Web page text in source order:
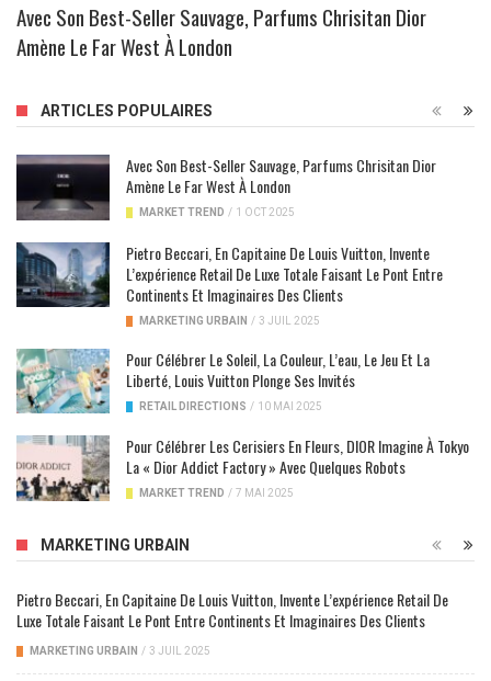
Avec Son Best-Seller Sauvage, Parfums Chrisitan Dior
Amène Le Far West À London
ARTICLES POPULAIRES
Avec Son Best-Seller Sauvage, Parfums Chrisitan Dior
Amène Le Far West À London
MARKET TREND / 1 OCT 2025
Pietro Beccari, En Capitaine De Louis Vuitton, Invente
L’expérience Retail De Luxe Totale Faisant Le Pont Entre
Continents Et Imaginaires Des Clients
MARKETING URBAIN / 3 JUIL 2025
Pour Célébrer Le Soleil, La Couleur, L’eau, Le Jeu Et La
Liberté, Louis Vuitton Plonge Ses Invités
RETAIL DIRECTIONS / 10 MAI 2025
Pour Célébrer Les Cerisiers En Fleurs, DIOR Imagine À Tokyo
La « Dior Addict Factory » Avec Quelques Robots
MARKET TREND / 7 MAI 2025
MARKETING URBAIN
Pietro Beccari, En Capitaine De Louis Vuitton, Invente L’expérience Retail De
Luxe Totale Faisant Le Pont Entre Continents Et Imaginaires Des Clients
MARKETING URBAIN / 3 JUIL 2025